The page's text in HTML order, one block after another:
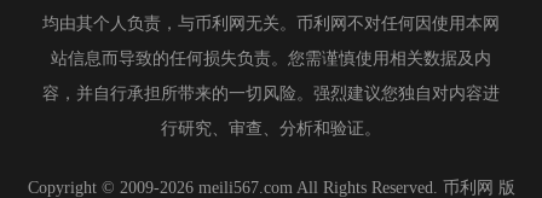
均由其个人负责，与币利网无关。币利网不对任何因使用本网
站信息而导致的任何损失负责。您需谨慎使用相关数据及内
容，并自行承担所带来的一切风险。强烈建议您独自对内容进
行研究、审查、分析和验证。
Copyright © 2009-2026 meili567.com All Rights Reserved. 币利网 版